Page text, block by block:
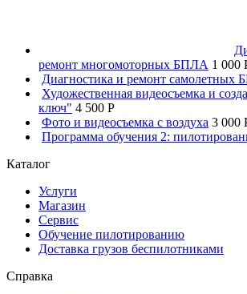
ремонт многомоторных БПЛА 1 000
Диагностика и ремонт самолетных
Художественная видеосъемка и
ключ" 4 500 P
Фото и видеосъемка с воздуха 3 000
Программа обучения 2:
Каталог
Услуги
Магазин
Сервис
Обучение пилотированию
Доставка грузов беспилотниками
Справка